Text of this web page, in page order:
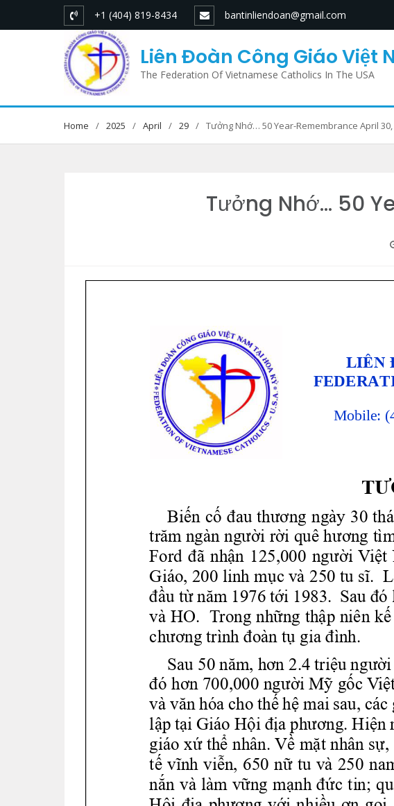
+1 (404) 819-8434 bantinliendoan@gmail.com
Liên Đoàn Công Giáo Việt
The Federation Of Vietnamese Catholics In The USA
Home 2025 April 29 Tưởng Nhớ… 50 Year-Remembrance April 30,
Tưởng Nhớ… 50